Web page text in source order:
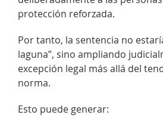
protección reforzada.
Por tanto, la sentencia no
laguna”, sino ampliando
excepción legal más allá del
norma.
Esto puede generar: